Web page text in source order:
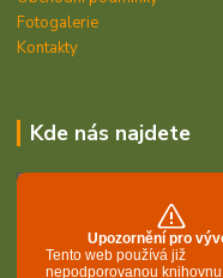
Fotogalerie
Kontakty
Kde nás najdete